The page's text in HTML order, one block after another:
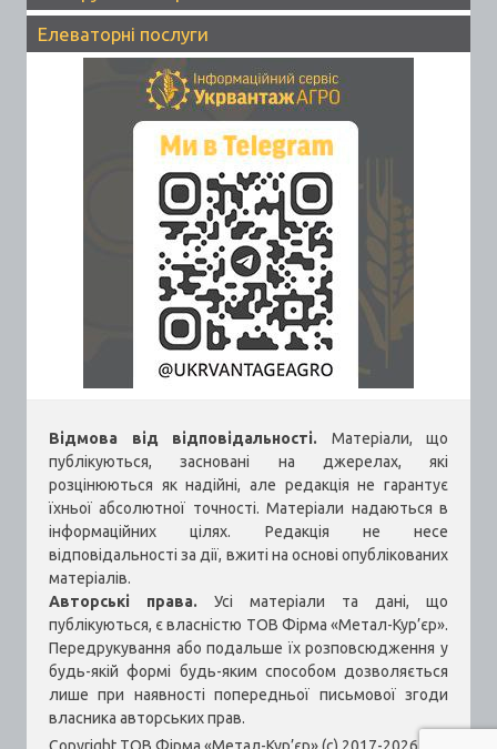
Елеваторні послуги
Відмова від відповідальності. Матеріали, що
публікуються, засновані на джерелах, які
розцінюються як надійні, але редакція не гарантує
їхньої абсолютної точності. Матеріали надаються в
інформаційних цілях. Редакція не несе
відповідальності за дії, вжиті на основі опублікованих
матеріалів.
Авторські права. Усі матеріали та дані, що
публікуються, є власністю ТОВ Фірма «Метал-Кур’єр».
Передрукування або подальше їх розповсюдження у
будь-якій формі будь-яким способом дозволяється
лише при наявності попередньої письмової згоди
власника авторських прав.